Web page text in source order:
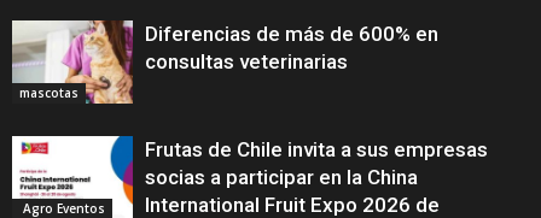
mascotas
Diferencias de más de 600% en
consultas veterinarias
Agro Eventos
Frutas de Chile invita a sus empresas
socias a participar en la China
International Fruit Expo 2026 de